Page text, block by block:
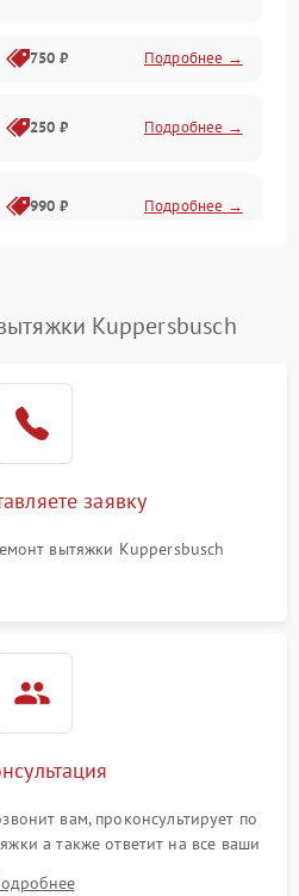
750 ₽ Подробнее →
250 ₽ Подробнее →
990 ₽ Подробнее →
1000 ₽
Kuppersbusch
заявку
вытяжки Kuppersbusch
вам, проконсультирует по
а также ответит на все ваши